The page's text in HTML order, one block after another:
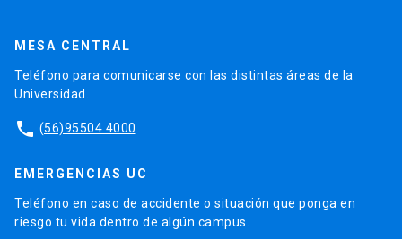
MESA CENTRAL
Teléfono para comunicarse con las distintas áreas de la
Universidad.
phone (56)95504 4000
EMERGENCIAS UC
Teléfono en caso de accidente o situación que ponga en
riesgo tu vida dentro de algún campus.